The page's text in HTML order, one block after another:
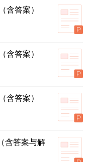
答案）
答案）
答案）
含答案与解